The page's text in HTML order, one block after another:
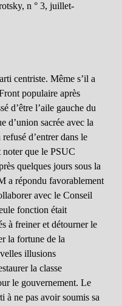
n ° 3, juillet-
centriste. Même s’il a
populaire après
d’être l’aile gauche du
d’union sacrée avec la
d’entrer dans le
que le PSUC
quelques jours sous la
a répondu favorablement
avec le Conseil
fonction était
à freiner et détourner le
la fortune de la
illusions
la classe
le gouvernement. Le
à ne pas avoir soumis sa